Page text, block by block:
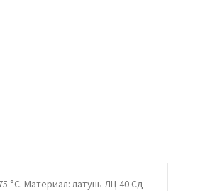
°С. Материал: латунь ЛЦ 40 Сд